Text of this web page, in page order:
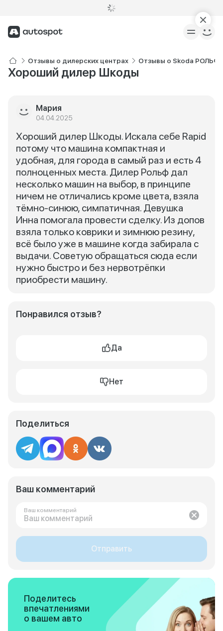
Отзывы о дилерских центрах Отзывы о Skoda РОЛЬФ
Хороший дилер Шкоды
Мария
04.04.2025
Хороший дилер Шкоды. Искала себе Rapid
потому что машина компактная и
удобная, для города в самый раз и есть 4
полноценных места. Дилер Рольф дал
несколько машин на выбор, в принципе
ничем не отличались кроме цвета, взяла
тёмно-синюю, симпатичная. Девушка
Инна помогала провести сделку. Из допов
взяла только коврики и зимнюю резину,
всё было уже в машине когда забирала с
выдачи. Советую обращаться сюда если
нужно быстро и без нервотрёпки
приобрести машину.
Понравился отзыв?
Да
Нет
Поделиться
Ваш комментарий
Ваш комментарий
Отправить
Поделитесь
впечатлениями
о вашем авто